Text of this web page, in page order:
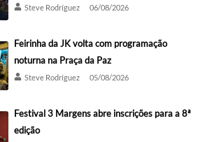
Steve Rodríguez 06/08/2026
Feirinha da JK volta com programação
noturna na Praça da Paz
Steve Rodríguez 05/08/2026
Festival 3 Margens abre inscrições para a 8ª
edição